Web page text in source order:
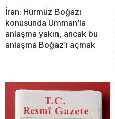
İran: Hürmüz Boğazı
konusunda Umman’la
anlaşma yakın, ancak bu
anlaşma Boğaz’ı açmak